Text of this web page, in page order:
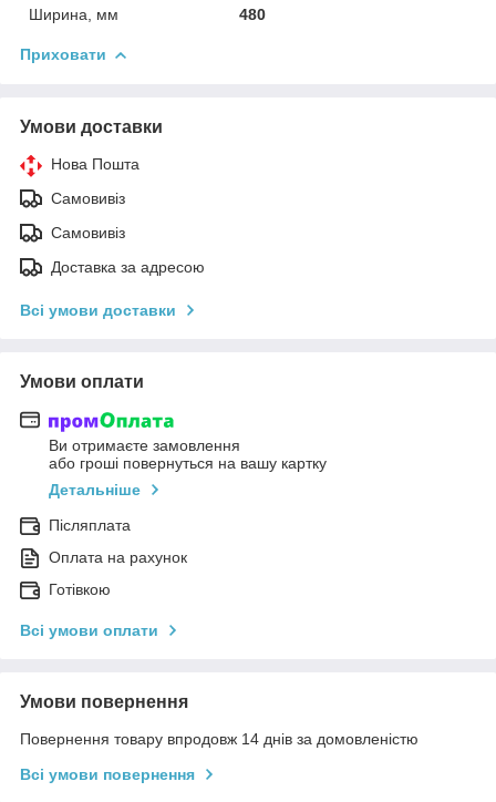
Ширина, мм 480
Приховати
Умови доставки
Нова Пошта
Самовивіз
Самовивіз
Доставка за адресою
Всі умови доставки
Умови оплати
Ви отримаєте замовлення
або гроші повернуться на вашу картку
Детальніше
Післяплата
Оплата на рахунок
Готівкою
Всі умови оплати
Умови повернення
Повернення товару впродовж 14 днів за домовленістю
Всі умови повернення